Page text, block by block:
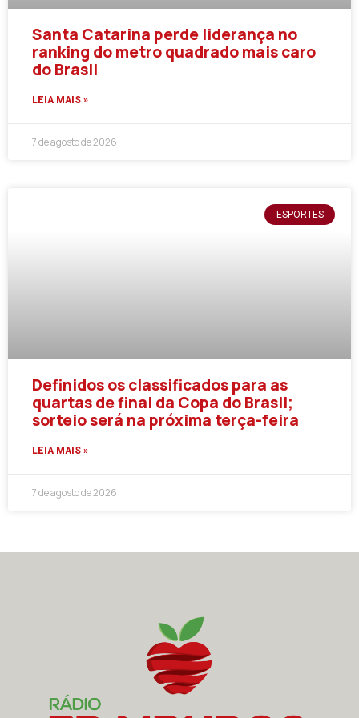
Santa Catarina perde liderança no
ranking do metro quadrado mais caro
do Brasil
LEIA MAIS »
7 de agosto de 2026
ESPORTES
Definidos os classificados para as
quartas de final da Copa do Brasil;
sorteio será na próxima terça-feira
LEIA MAIS »
7 de agosto de 2026